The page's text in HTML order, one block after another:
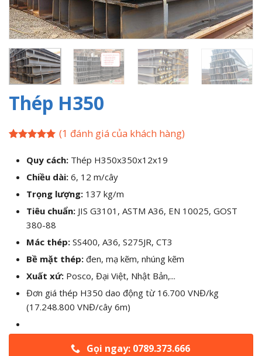
Thép H350
dựa trên
đánh giá
(1 đánh giá của khách hàng)
Quy cách:Thép H350x350x12x19
Chiều dài:6, 12 m/cây
Trọng lượng:137 kg/m
Tiêu chuẩn:JIS G3101, ASTM A36, EN 10025, GOST
380-88
Mác thép:SS400, A36, S275JR, CT3
Bề mặt thép:đen, mạ kẽm, nhúng kẽm
Xuất xứ:Posco, Đại Việt, Nhật Bản,...
Đơn giá thép H350 dao động từ 16.700 VNĐ/kg
(17.248.800 VNĐ/cây 6m)
Gọi ngay: 0789.373.666